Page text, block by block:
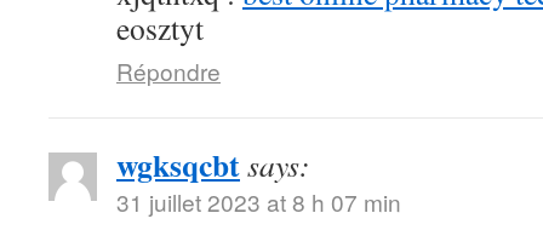
eosztyt
Répondre
wgksqcbtsays:
31 juillet 2023 at 8 h 07 min